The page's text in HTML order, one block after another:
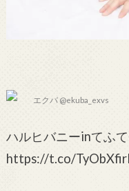
エクバ @ekuba_exvs
ハルヒバニーinてふ
https://t.co/